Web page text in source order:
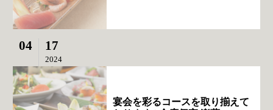
04 17
2024
宴会を彩るコースを取り揃えて